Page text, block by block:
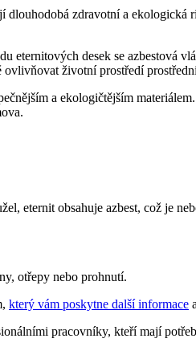
zdravotní a ekologická
eternitových desek se azbestová
životní prostředí
a ekologičtějším
eternit obsahuje azbest, což je
otřepy nebo prohnutí.
který vám poskytne další informace
pracovníky, kteří mají